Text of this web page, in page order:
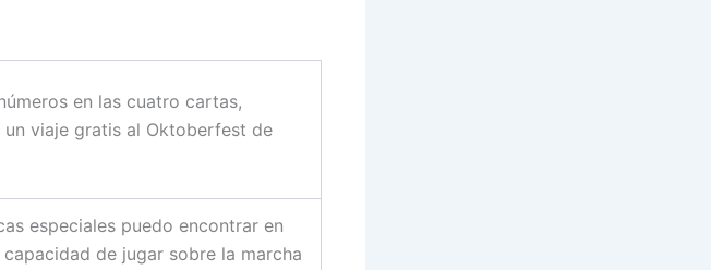
en las cuatro cartas,
viaje gratis al Oktoberfest de
especiales puedo encontrar en
de jugar sobre la marcha